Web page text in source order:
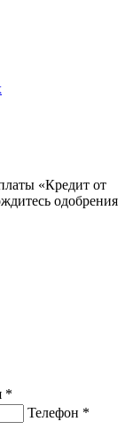
«Кредит от
одобрения
*
Телефон *